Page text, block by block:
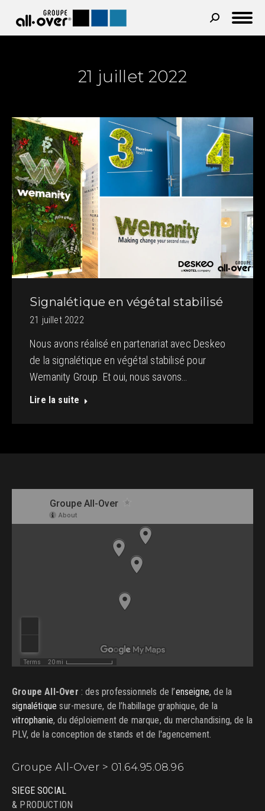
Recherche
:
21 juillet 2022
Signalétique en végétal stabilisé
21 juillet 2022
Nous avons réalisé en partenariat avec Deskeo
de la signalétique en végétal stabilisé pour
Wemanity Group. Et oui, nous savons…
Lire la suite
Groupe All-Over : des professionnels de l’enseigne, de la
signalétique sur-mesure, de l’habillage graphique, de la
vitrophanie, du déploiement de marque, du merchandising, de la
PLV, de la conception de stands et de l'agencement.
Groupe All-Over > 01.64.95.08.96
SIEGE SOCIAL
& PRODUCTION